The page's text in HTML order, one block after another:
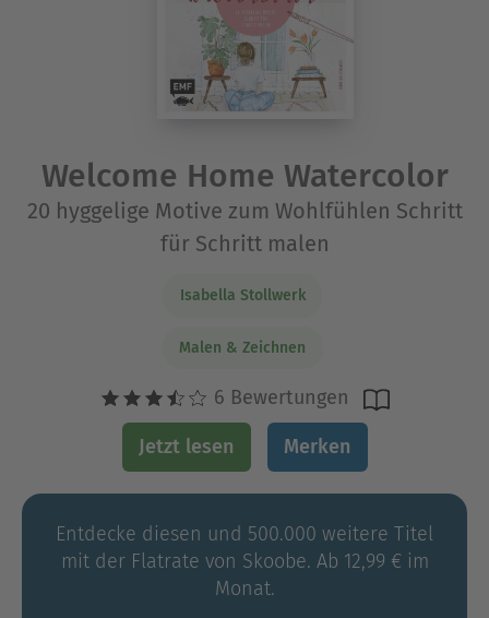
Welcome Home Watercolor
20 hyggelige Motive zum Wohlfühlen Schritt
für Schritt malen
Isabella Stollwerk
Malen & Zeichnen
6 Bewertungen
Jetzt lesen Merken
Entdecke diesen und 500.000 weitere Titel
mit der Flatrate von Skoobe. Ab 12,99 € im
Monat.